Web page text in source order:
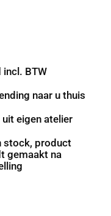
incl. BTW
naar u thuis
uit eigen atelier
stock, product
gemaakt na